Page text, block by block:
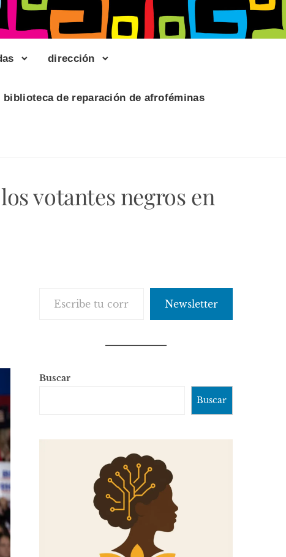
dirección
biblioteca de reparación de afroféminas
votantes negros en
Newsletter
Buscar
Buscar